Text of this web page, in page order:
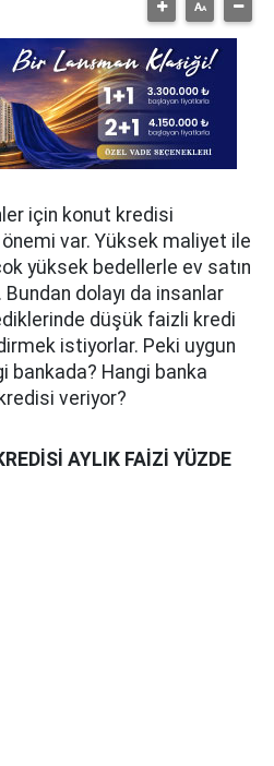
için konut kredisi
var. Yüksek maliyet ile
yüksek bedellerle ev satın
dolayı da insanlar
düşük faizli kredi
istiyorlar. Peki uygun
bankada? Hangi banka
veriyor?
AYLIK FAİZİ YÜZDE